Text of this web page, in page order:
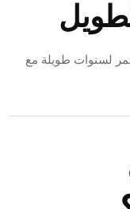
لسنوات طويلة مع